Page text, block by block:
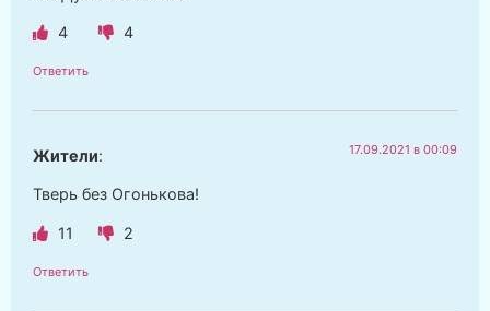
4 4
Ответить
Жители: 17.09.2021 в 00:09
Тверь без Огонькова!
11 2
Ответить